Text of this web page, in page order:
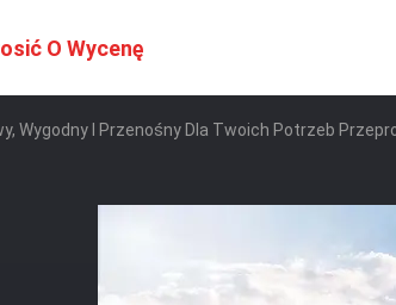
O Wycenę
Wygodny I Przenośny Dla Twoich Potrzeb